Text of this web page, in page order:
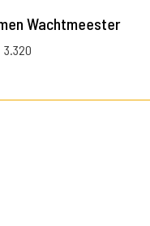
Wachtmeester
3.320